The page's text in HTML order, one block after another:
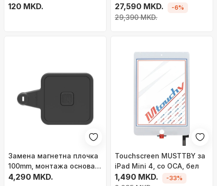
3D за iPad 2 3 4, сет
120 MKD.
материјал, сива
27,590 MKD.
29,390 MKD.
-6%
Замена магнетна плочка
100mm, монтажа основа,
црна
4,290 MKD.
Touchscreen MUSTTBY за
iPad Mini 4, со OCA, бел
1,490 MKD. -33%